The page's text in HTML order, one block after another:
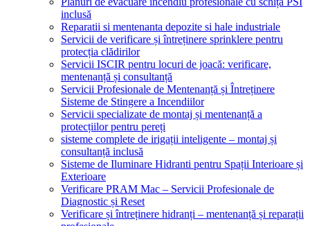
inclusă
Reparatii si mentenanta depozite si hale industriale
Servicii de verificare și întreținere sprinklere pentru
protecția clădirilor
Servicii ISCIR pentru locuri de joacă: verificare,
mentenanță și consultanță
Servicii Profesionale de Mentenanță și Întreținere
Sisteme de Stingere a Incendiilor
Servicii specializate de montaj și mentenanță a
protecțiilor pentru pereți
sisteme complete de irigații inteligente – montaj și
consultanță inclusă
Sisteme de Iluminare Hidranti pentru Spații Interioare și
Exterioare
Verificare PRAM Mac – Servicii Profesionale de
Diagnostic și Reset
Verificare și întreținere hidranți – mentenanță și reparații